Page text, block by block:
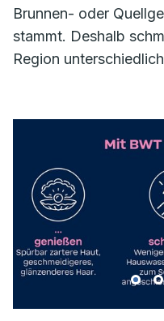
Brunnen- oder
stammt. Deshalb
Region